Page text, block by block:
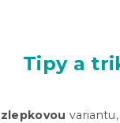
Tipy a